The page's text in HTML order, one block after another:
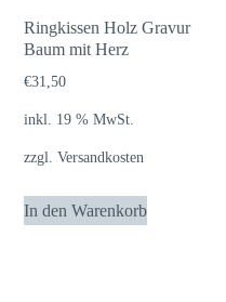
Ringkissen Holz Gravur
Baum mit Herz
€31,50
inkl. 19 % MwSt.
zzgl.Versandkosten
In den Warenkorb